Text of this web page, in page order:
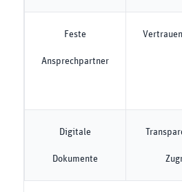
Feste
Ansprechpartner
Digitale
Dokumente